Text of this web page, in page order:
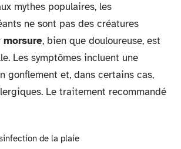
mythes populaires, les
ne sont pas des créatures
morsure, bien que douloureuse, est
Les symptômes incluent une
gonflement et, dans certains cas,
Le traitement recommandé
de la plaie